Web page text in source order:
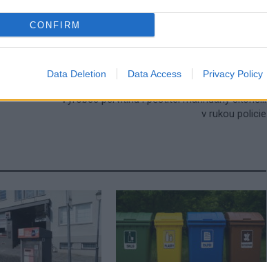
CONFIRM
Data Deletion Data Access Privacy Policy
Následující článek
Výrobce pervitinu i pěstitel marihuany skončili
v rukou policie